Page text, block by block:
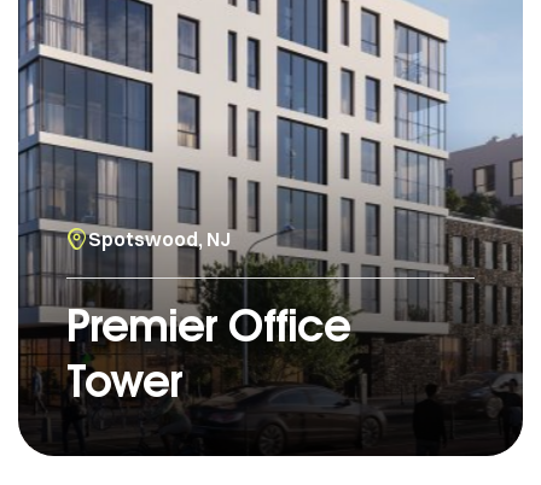
Spotswood, NJ
Premier Office
Tower